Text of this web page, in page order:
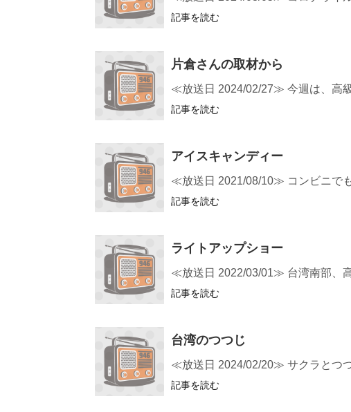
記事を読む
片倉さんの取材から
≪放送日 2024/02/27≫ 今週は、高
記事を読む
アイスキャンディー
≪放送日 2021/08/10≫ コンビニで
記事を読む
ライトアップショー
≪放送日 2022/03/01≫ 台湾南部、
記事を読む
台湾のつつじ
≪放送日 2024/02/20≫ サクラとつ
記事を読む